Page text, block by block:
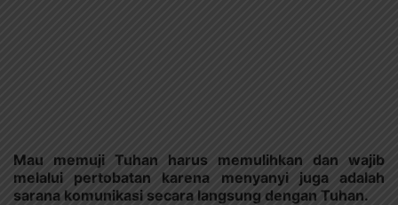
Mau memuji Tuhan harus memulihkan dan wajib
melalui pertobatan karena menyanyi juga adalah
sarana komunikasi secara langsung dengan Tuhan.